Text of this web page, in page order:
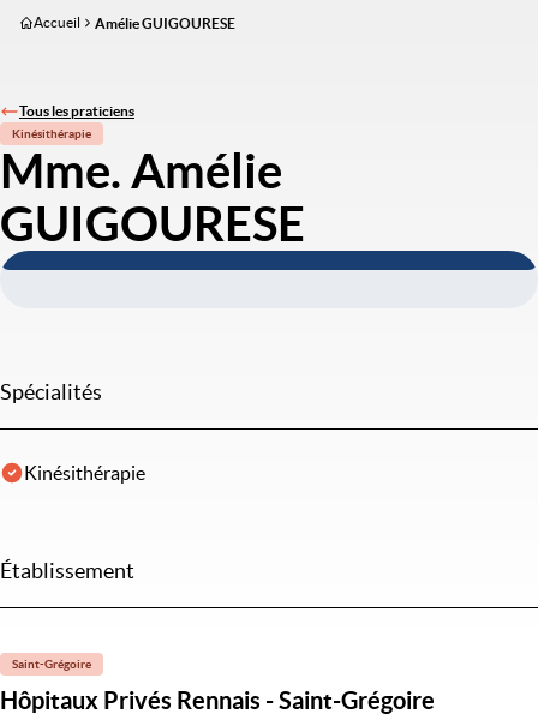
Aller
principal
Accueil Amélie GUIGOURESE
Tous les praticiens
Kinésithérapie
Mme. Amélie
GUIGOURESE
Spécialités
Kinésithérapie
Établissement
Saint-Grégoire
Hôpitaux Privés Rennais - Saint-Grégoire